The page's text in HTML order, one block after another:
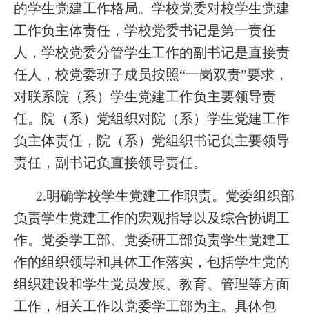
的学生党建工作格局。学校党委对校学生党建
工作负主体责任，学校党委书记是第一责任
人，学校党委分管学生工作的副书记是直接责
任人，校党委班子成员按照“一岗双责”要求，
对联系院（系）学生党建工作负主要领导责
任。院（系）党组织对院（系）学生党建工作
负主体责任，院（系）党组织书记负主要领导
责任，副书记负直接领导责任。
2.明确学校学生党建工作职责。党委组织部
负责学生党建工作的宏观指导以及综合协调工
作。党委学工部、党委研工部负责学生党建工
作的组织领导和具体工作落实，包括学生党的
组织建设和学生党员发展、教育、管理等方面
工作，相关工作以党委学工部为主。具体包